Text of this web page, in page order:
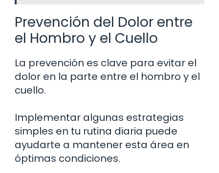
Prevención del Dolor entre
el Hombro y el Cuello
La prevención es clave para evitar el
dolor en la parte entre el hombro y el
cuello.
Implementar algunas estrategias
simples en tu rutina diaria puede
ayudarte a mantener esta área en
óptimas condiciones.